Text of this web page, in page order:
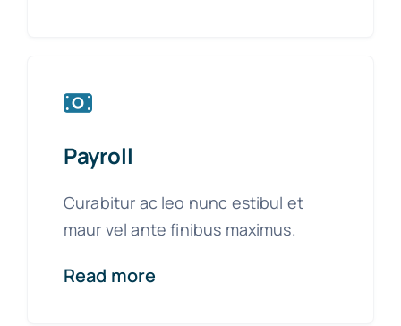
Payroll
Curabitur ac leo nunc estibul et
maur vel ante finibus maximus.
Read more